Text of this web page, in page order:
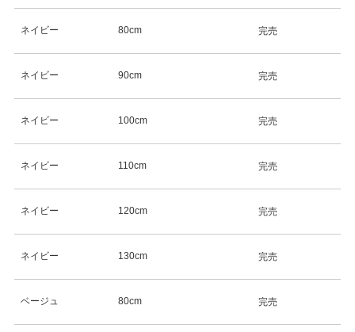
ネイビー 80cm 完売
ネイビー 90cm 完売
ネイビー 100cm 完売
ネイビー 110cm 完売
ネイビー 120cm 完売
ネイビー 130cm 完売
ベージュ 80cm 完売